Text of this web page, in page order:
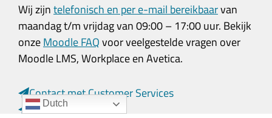
Wij zijntelefonisch en per e-mail bereikbaarvan
maandag t/m vrijdag van 09:00 – 17:00 uur. Bekijk
onzeMoodle FAQvoor veelgestelde vragen over
Moodle LMS, Workplace en Avetica.
Contact met Customer Services
Contact met Sales
Dutch